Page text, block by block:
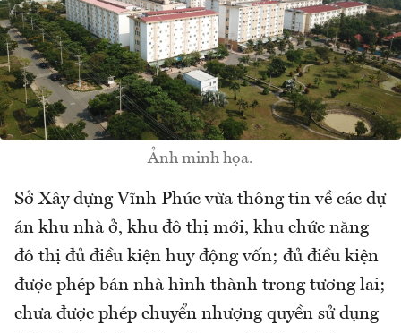
Ảnh minh họa.
Sở Xây dựng Vĩnh Phúc vừa thông tin về các dự
án khu nhà ở, khu đô thị mới, khu chức năng
đô thị đủ điều kiện huy động vốn; đủ điều kiện
được phép bán nhà hình thành trong tương lai;
chưa được phép chuyển nhượng quyền sử dụng